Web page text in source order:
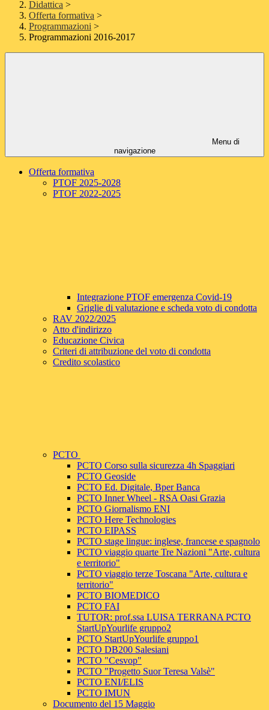
Didattica >
Offerta formativa >
Programmazioni >
Programmazioni 2016-2017
Menu di
navigazione
Offerta formativa
PTOF 2025-2028
PTOF 2022-2025
Integrazione PTOF emergenza Covid-19
Griglie di valutazione e scheda voto di condotta
RAV 2022/2025
Atto d'indirizzo
Educazione Civica
Criteri di attribuzione del voto di condotta
Credito scolastico
PCTO
PCTO Corso sulla sicurezza 4h Spaggiari
PCTO Geoside
PCTO Ed. Digitale, Bper Banca
PCTO Inner Wheel - RSA Oasi Grazia
PCTO Giornalismo ENI
PCTO Here Technologies
PCTO EIPASS
PCTO stage lingue: inglese, francese e spagnolo
PCTO viaggio quarte Tre Nazioni "Arte, cultura
e territorio"
PCTO viaggio terze Toscana "Arte, cultura e
territorio"
PCTO BIOMEDICO
PCTO FAI
TUTOR: prof.ssa LUISA TERRANA PCTO
StartUpYourlife gruppo2
PCTO StartUpYourlife gruppo1
PCTO DB200 Salesiani
PCTO "Cesvop"
PCTO "Progetto Suor Teresa Valsè"
PCTO ENI/ELIS
PCTO IMUN
Documento del 15 Maggio